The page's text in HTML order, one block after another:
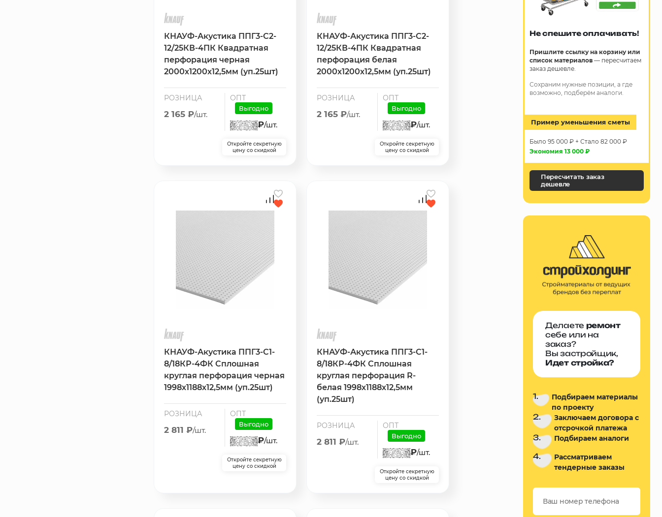
Удалено из прайс-листа
КНАУФ-Акустика ППГ3-С2-
12/25КВ-4ПК Квадратная
перфорация черная
2000х1200х12,5мм (уп.25шт)
РОЗНИЦА
2 165 ₽/шт.
ОПТ
Выгодно
₽/шт.
Откройте секретную
цену со скидкой
КНАУФ-Акустика ППГ3-С2-
12/25КВ-4ПК Квадратная
перфорация белая
2000х1200х12,5мм (уп.25шт)
РОЗНИЦА
2 165 ₽/шт.
ОПТ
Выгодно
₽/шт.
Откройте секретную
цену со скидкой
КНАУФ-Акустика ППГ3-С1-
8/18КР-4ФК Сплошная
круглая перфорация черная
1998х1188х12,5мм (уп.25шт)
РОЗНИЦА
2 811 ₽/шт.
ОПТ
Выгодно
₽/шт.
Откройте секретную
цену со скидкой
КНАУФ-Акустика ППГ3-С1-
8/18КР-4ФК Сплошная
круглая перфорация R-
белая 1998х1188х12,5мм
(уп.25шт)
РОЗНИЦА
2 811 ₽/шт.
ОПТ
Выгодно
₽/шт.
Откройте секретную
цену со скидкой
Не спешите оплачивать!
Пришлите ссылку на корзину или
список материалов — пересчитаем
заказ дешевле.
Сохраним нужные позиции, а где
возможно, подберём аналоги.
Пример уменьшения сметы
Было 95 000 ₽ + Стало 82 000 ₽
Экономия 13 000 ₽
Пересчитать заказ
дешевле
Делаете ремонт
себе или на
заказ?
Вы застройщик,
Идет стройка?
1.
Подбираем материалы
по проекту
2.
Заключаем договора с
отсрочкой платежа
3. Подбираем аналоги
4.
Рассматриваем
тендерные заказы